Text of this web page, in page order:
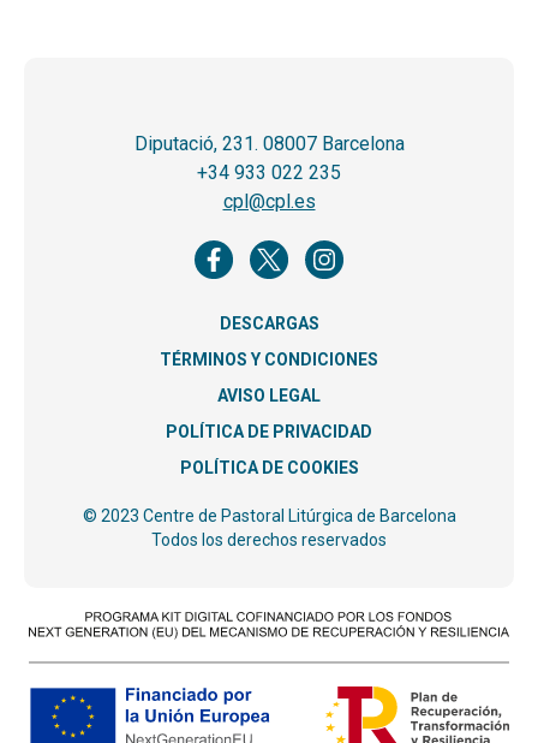
Diputació, 231. 08007 Barcelona
+34 933 022 235
cpl@cpl.es
DESCARGAS
TÉRMINOS Y CONDICIONES
AVISO LEGAL
POLÍTICA DE PRIVACIDAD
POLÍTICA DE COOKIES
© 2023 Centre de Pastoral Litúrgica de Barcelona
Todos los derechos reservados